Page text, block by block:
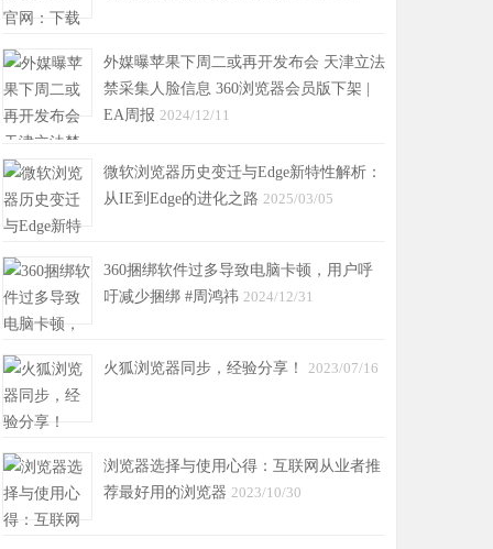
外媒曝苹果下周二或再开发布会 天津立法
禁采集人脸信息 360浏览器会员版下架 |
EA周报 2024/12/11
微软浏览器历史变迁与Edge新特性解析：
从IE到Edge的进化之路 2025/03/05
360捆绑软件过多导致电脑卡顿，用户呼
吁减少捆绑 #周鸿祎 2024/12/31
火狐浏览器同步，经验分享！ 2023/07/16
浏览器选择与使用心得：互联网从业者推
荐最好用的浏览器 2023/10/30